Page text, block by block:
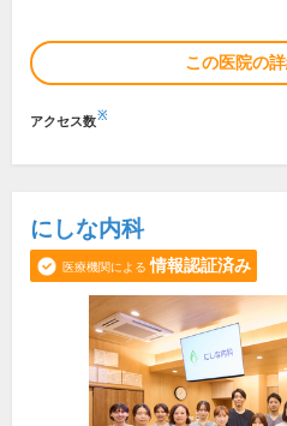
この医院の
アクセス数※
にしな内科
医療機関による 情報認証済み